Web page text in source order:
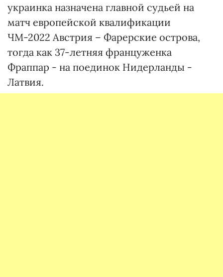
украинка назначена главной судьей на
матч европейской квалификации
ЧМ-2022 Австрия – Фарерские острова,
тогда как 37-летняя француженка
Фраппар - на поединок Нидерланды -
Латвия.